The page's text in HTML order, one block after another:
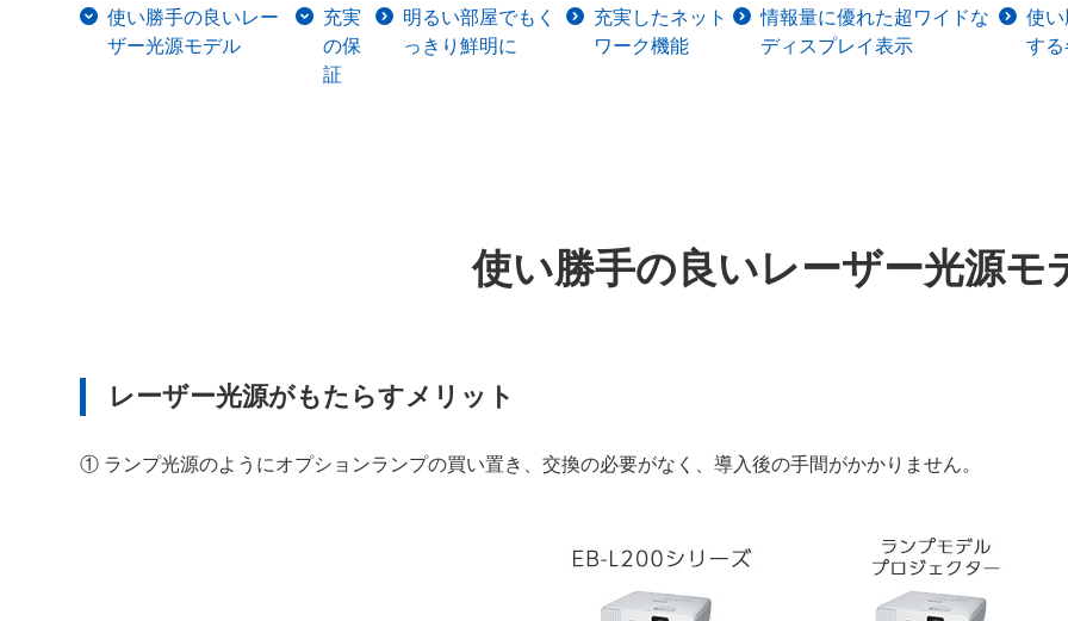
使い勝手の良いレー
ザー光源モデル
充実
の保
証
明るい部屋でもく
っきり鮮明に
充実したネット
ワーク機能
情報量に優れた超ワイドな
ディスプレイ表示
使
す
使い勝手の良いレーザー光源モ
レーザー光源がもたらすメリット
① ランプ光源のようにオプションランプの買い置き、交換の必要がなく、導入後の手間がかかりません。